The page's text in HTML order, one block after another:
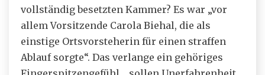
vollständig besetzten Kammer? Es war „vor
allem Vorsitzende Carola Biehal, die als
einstige Ortsvorsteherin für einen straffen
Ablauf sorgte“. Das verlange ein gehöriges